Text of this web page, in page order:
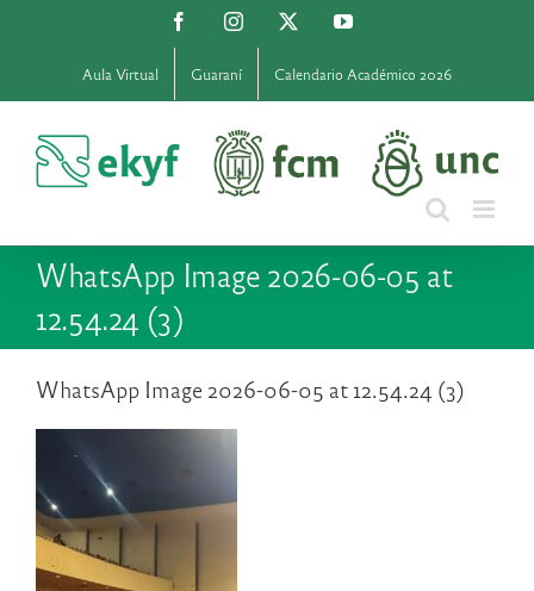
FacebookInstagram YouTube
Aula Virtual Guaraní Calendario Académico 2026
WhatsApp Image 2026-06-05 at
12.54.24 (3)
WhatsApp Image 2026-06-05 at 12.54.24 (3)